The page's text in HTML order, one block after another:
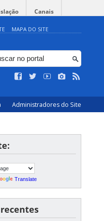
Canais
MAPA DO SITE
Administradores do Site
Translate